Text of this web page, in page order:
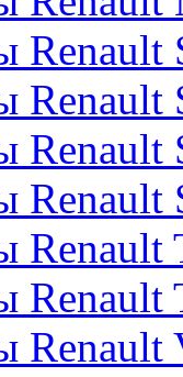
Renault
Renault
Renault
Renault
Renault
Renault
Renault